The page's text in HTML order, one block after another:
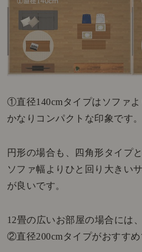
①直径140cmタイプはソファよ
かなりコンパクトな印象です。
円形の場合も、四角形タイプ
ソファ幅よりひと回り大きい
が良いです。
12畳の広いお部屋の場合には、
②直径200cmタイプがおすすめ